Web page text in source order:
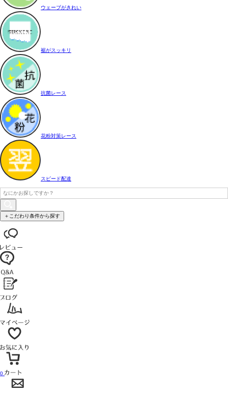
ウェーブがきれい
裾がスッキリ
抗菌レース
花粉対策レース
スピード配達
＋こだわり条件から探す
0